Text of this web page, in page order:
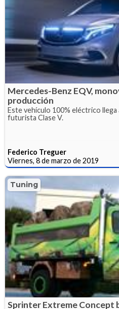
Mercedes-Benz EQV,
producción
Este vehículo 100% eléctrico
futurista Clase V.
Federico Treguer
Viernes, 8 de marzo de 2019
Tuning
Sprinter Extreme Concept